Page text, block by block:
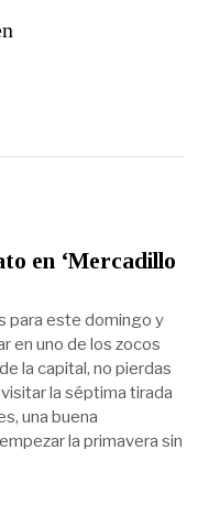
en ‘Mercadillo
para este domingo y
en uno de los zocos
la capital, no pierdas
la séptima tirada
una buena
la primavera sin